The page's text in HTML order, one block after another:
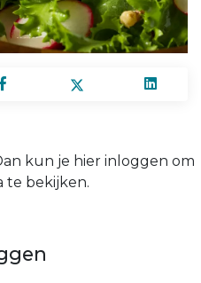
kun je hier inloggen om
te bekijken.